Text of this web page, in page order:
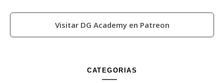
Visitar DG Academy en Patreon
CATEGORIAS